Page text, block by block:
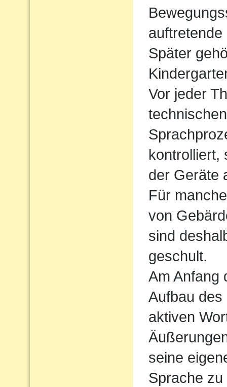
Später
Vor jeder
kontrolliert,
der Geräte
Für
von
sind
geschult.
Am Anfang
Aufbau
aktiven
seine
Sprache